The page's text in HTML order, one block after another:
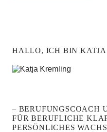
HALLO, ICH BIN KATJA
– BERUFUNGSCOACH
FÜR BERUFLICHE
PERSÖNLICHES